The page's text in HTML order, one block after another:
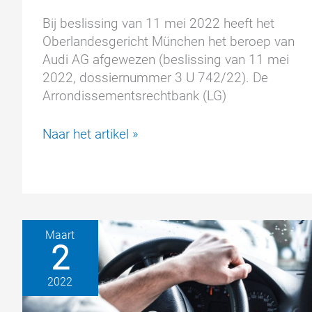
Bij beslissing van 11 mei 2022 heeft het
Oberlandesgericht München het beroep van
Audi AG afgewezen (beslissing van 11 mei
2022, dossiernummer 3 U 742/22). De
Arrondissementsrechtbank (LG)
Hof
Audi
AG
afgewezen
Naar het artikel »
Maart
2
2022